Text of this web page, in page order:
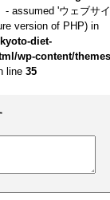
- assumed 'ウェブサ
version of PHP) in
diet-
wp-content/
line 35